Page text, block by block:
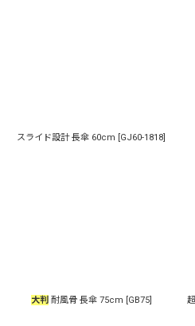
スライド設計 長傘 60cm [GJ60-1818]
大判 耐風骨 長傘 75cm [GB75] 超